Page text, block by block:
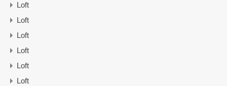
Loft
Loft
Loft
Loft
Loft
Loft